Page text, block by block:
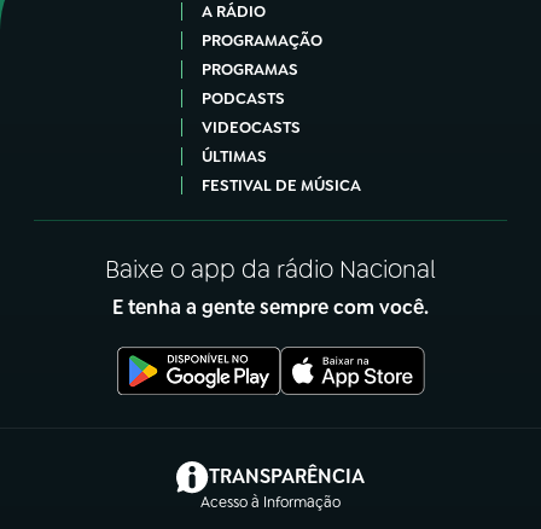
A RÁDIO
PROGRAMAÇÃO
PROGRAMAS
PODCASTS
VIDEOCASTS
ÚLTIMAS
FESTIVAL DE MÚSICA
Baixe o app da rádio Nacional
E tenha a gente sempre com você.
TRANSPARÊNCIA
Acesso à Informação
(abre em nova aba)